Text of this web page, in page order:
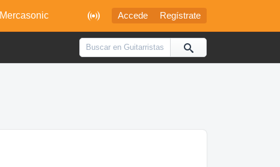
 Accede Regístrate
Mercasonic